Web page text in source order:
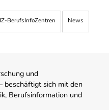
BerufsInfoZentren News
und
beschäftigt sich mit den
Berufsinformation und